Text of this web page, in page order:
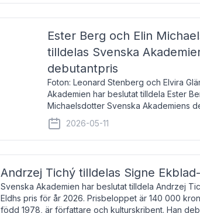
Ester Berg och Elin
tilldelas Svenska
debutantpris
Foton: Leonard Stenberg och Elvira
Akademien har beslutat tilldela Ester
Michaelsdotter Svenska Akademiens
2026. Priset är nyinstiftat och syftar till
intressanta och löftesrik
2026-05-11
Andrzej Tichý tilldelas Signe
Svenska Akademien har beslutat tilldela Andrzej
Eldhs pris för år 2026. Prisbeloppet är 140 000
född 1978, är författare och kulturskribent. Han